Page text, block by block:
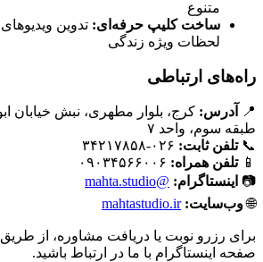
متنوع
ساخت کلیپ حرفه‌ای: تدوین
لحظات ویژه زندگی
راه‌های ارتباطی
📍 آدرس:
طبقه سوم، واحد ۷
📞تلفن ثابت:
📱تلفن همراه:
📷 اینستاگرام: @mahta.studio
🌐وب‌سایت: mahtastudio.ir
برای رزرو نوبت یا دریافت مشاوره، از
صفحه اینستاگرام با ما در ارتباط باشید.